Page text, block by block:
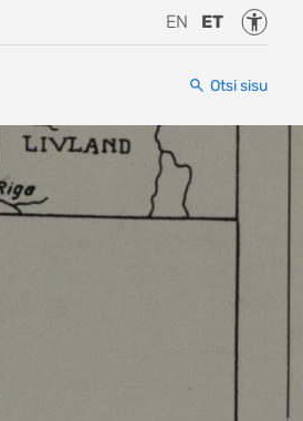
EN ET
Otsi sisu